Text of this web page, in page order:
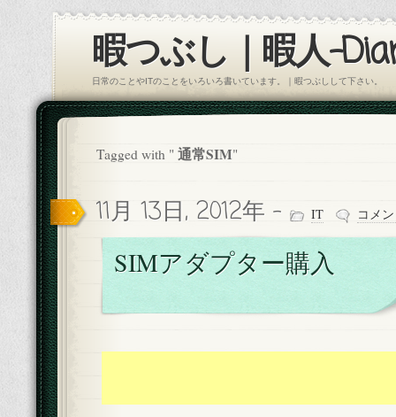
暇つぶし｜暇人-
日常のことやITのことをいろいろ書いています。｜暇つぶしして下さい。
Tagged with " 通常SIM"
11月 13日, 2012年 - IT コメ
SIMアダプター購入